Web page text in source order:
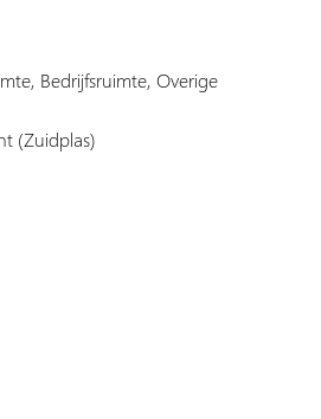
Bedrijfsruimte, Overige
(Zuidplas)